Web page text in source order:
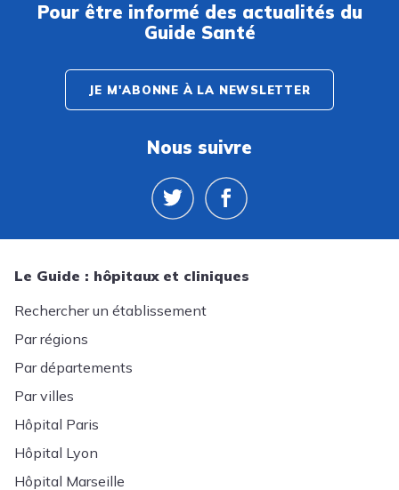
Pour être informé des actualités du
Guide Santé
JE M'ABONNE À LA NEWSLETTER
Nous suivre
Le Guide : hôpitaux et cliniques
Rechercher un établissement
Par régions
Par départements
Par villes
Hôpital Paris
Hôpital Lyon
Hôpital Marseille